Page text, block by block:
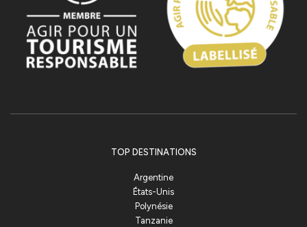
TOP DESTINATIONS
Argentine
États-Unis
Polynésie
Tanzanie